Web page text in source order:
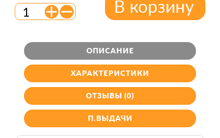
В корзину
ОПИСАНИЕ
ХАРАКТЕРИСТИКИ
ОТЗЫВЫ (0)
П.ВЫДАЧИ